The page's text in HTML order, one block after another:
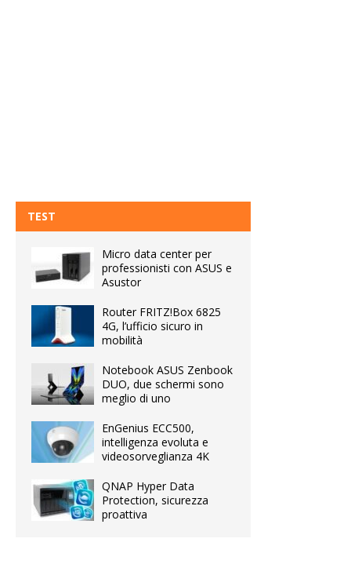
TEST
Micro data center per
professionisti con ASUS e
Asustor
Router FRITZ!Box 6825
4G, l’ufficio sicuro in
mobilità
Notebook ASUS Zenbook
DUO, due schermi sono
meglio di uno
EnGenius ECC500,
intelligenza evoluta e
videosorveglianza 4K
QNAP Hyper Data
Protection, sicurezza
proattiva